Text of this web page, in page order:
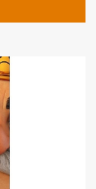
Ters
Vişne
NR1
assolist